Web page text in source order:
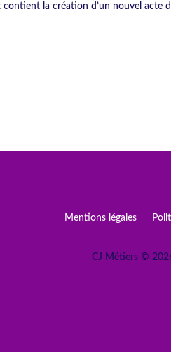
la création d’un nouvel acte
Mentions légales
CJ Métiers ©